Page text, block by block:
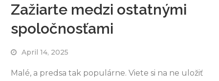
Zažiarte medzi ostatnými
spoločnosťami
April 14, 2025
Malé, a predsa tak populárne. Viete si na ne uložiť